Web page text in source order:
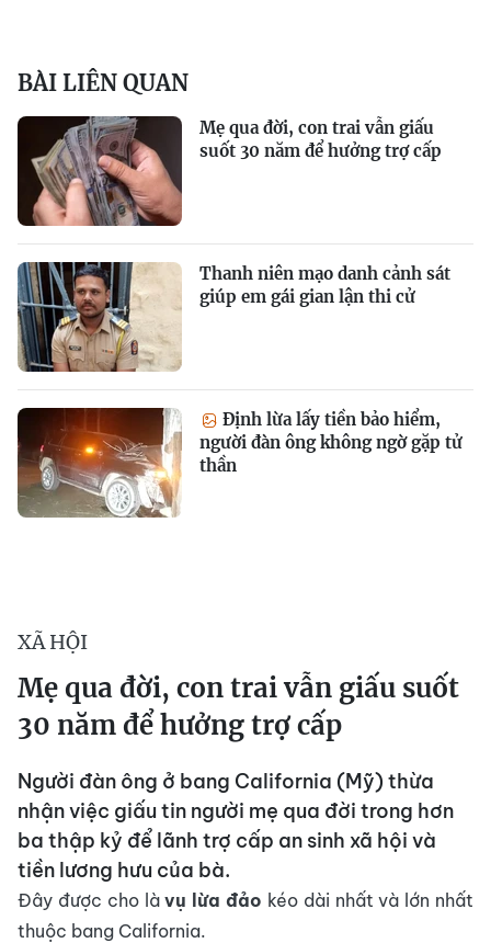
BÀI LIÊN QUAN
Mẹ qua đời, con trai vẫn giấu
suốt 30 năm để hưởng trợ cấp
Thanh niên mạo danh cảnh sát
giúp em gái gian lận thi cử
Định lừa lấy tiền bảo hiểm,
người đàn ông không ngờ gặp tử
thần
XÃ HỘI
Mẹ qua đời, con trai vẫn giấu suốt
30 năm để hưởng trợ cấp
Người đàn ông ở bang California (Mỹ) thừa
nhận việc giấu tin người mẹ qua đời trong hơn
ba thập kỷ để lãnh trợ cấp an sinh xã hội và
tiền lương hưu của bà.
Đây được cho làvụ lừa đảo kéo dài nhất và lớn nhất
thuộc bang California.